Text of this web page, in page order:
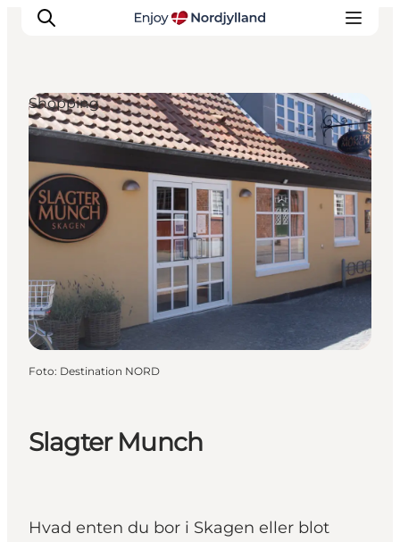
Oplevelser og aktiviteter
Planlæg din tur
Byer og steder
Guides
Det sker
For børn
Slagter Munch
Hvad enten du bor i Skagen eller blot
Shopping
Foto: Destination NORD